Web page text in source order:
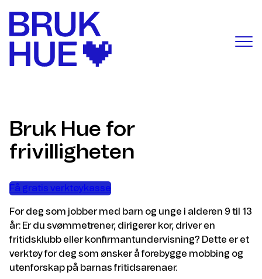
innhold
Bruk Hue for
frivilligheten
Få gratis verktøykasse
For deg som jobber med barn og unge i alderen 9 til 13
år: Er du svømmetrener, dirigerer kor, driver en
fritidsklubb eller konfirmantundervisning? Dette er et
verktøy for deg som ønsker å forebygge mobbing og
utenforskap på barnas fritidsarenaer.